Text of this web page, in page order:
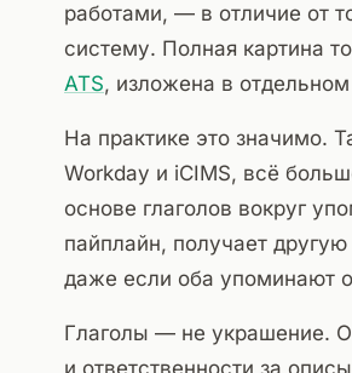
работами, — в отличие от
систему. Полная картина
ATS, изложена в
На практике это значимо.
Workday и iCIMS, всё
основе глаголов вокруг
пайплайн, получает
даже если оба упоминают
Глаголы — не украшение.